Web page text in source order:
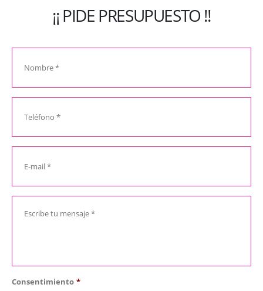
¡¡ PIDE PRESUPUESTO !!
Consentimiento *